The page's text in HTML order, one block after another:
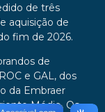
de três
aquisição de
fim de 2026.
de
e GAL, dos
da Embraer
Médio. Os